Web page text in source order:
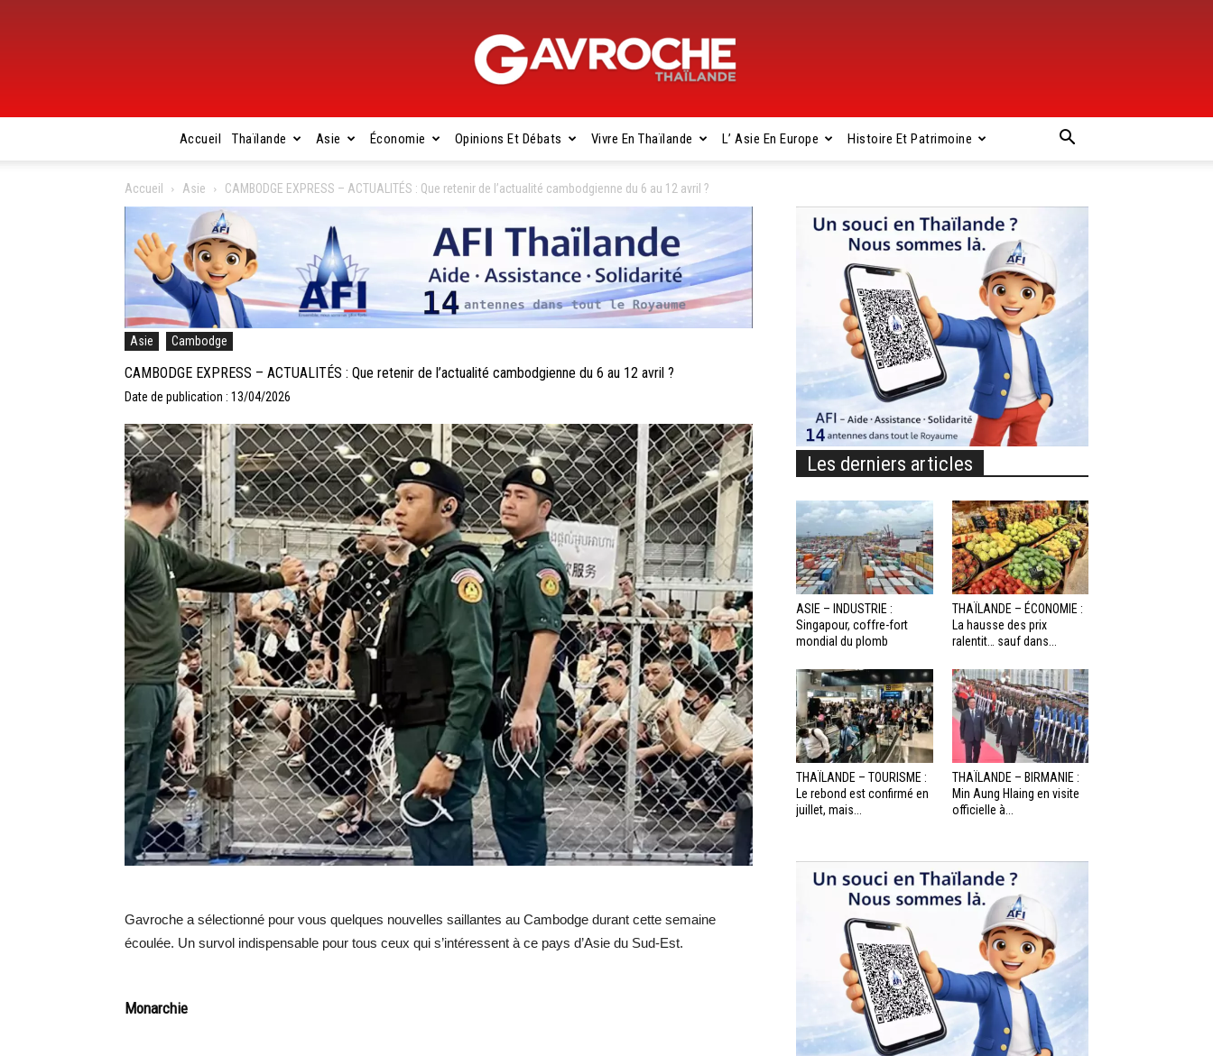
Gavroche
Thaïlande
Accueil Thaïlande Asie Économie Opinions Et Débats Vivre En Thaïlande L’ Asie En Europe Histoire Et Patrimoine
Accueil Asie CAMBODGE EXPRESS – ACTUALITÉS : Que retenir de l’actualité cambodgienne du 6 au 12 avril ?
Asie Cambodge
CAMBODGE EXPRESS – ACTUALITÉS : Que retenir de l’actualité cambodgienne du 6 au 12 avril ?
Date de publication : 13/04/2026
Gavroche a sélectionné pour vous quelques nouvelles saillantes au Cambodge durant cette semaine
écoulée. Un survol indispensable pour tous ceux qui s’intéressent à ce pays d’Asie du Sud-Est.
Monarchie
Les derniers articles
ASIE – INDUSTRIE :
Singapour, coffre-fort
mondial du plomb
THAÏLANDE – ÉCONOMIE :
La hausse des prix
ralentit… sauf dans...
THAÏLANDE – TOURISME :
Le rebond est confirmé en
juillet, mais...
THAÏLANDE – BIRMANIE :
Min Aung Hlaing en visite
officielle à...